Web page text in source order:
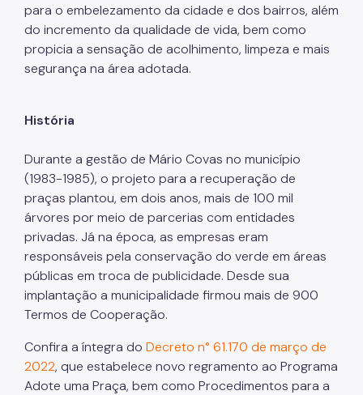
para o embelezamento da cidade e dos bairros, além
do incremento da qualidade de vida, bem como
propicia a sensação de acolhimento, limpeza e mais
segurança na área adotada.
História
Durante a gestão de Mário Covas no município
(1983-1985), o projeto para a recuperação de
praças plantou, em dois anos, mais de 100 mil
árvores por meio de parcerias com entidades
privadas. Já na época, as empresas eram
responsáveis pela conservação do verde em áreas
públicas em troca de publicidade. Desde sua
implantação a municipalidade firmou mais de 900
Termos de Cooperação.
Confira a íntegra do Decreto n° 61.170 de março de
2022, que estabelece novo regramento ao Programa
Adote uma Praça, bem como Procedimentos para a